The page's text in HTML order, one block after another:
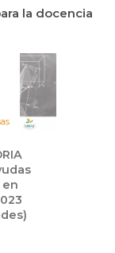
la docencia
en